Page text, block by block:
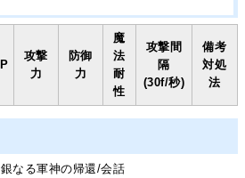
攻撃
力
防御
力
魔
法
耐
性
攻撃間
隔
(30f/秒)
備考
対処
法
なる軍神の帰還/会話